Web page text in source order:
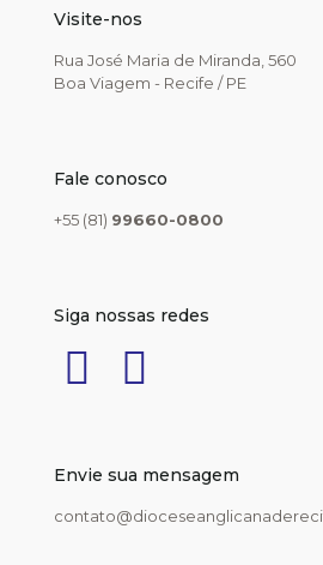
Visite-nos
Rua José Maria de Miranda, 560
Boa Viagem - Recife / PE
Fale conosco
+55 (81) 99660-0800
Siga nossas redes
Envie sua mensagem